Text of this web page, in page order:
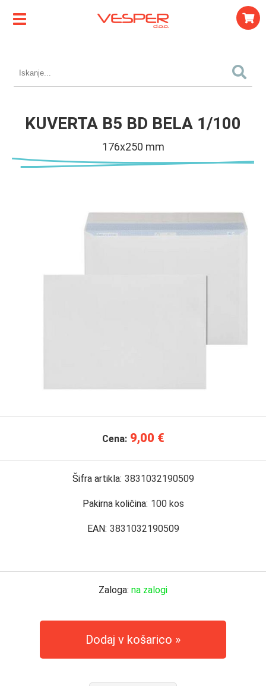
KUVERTA B5 BD BELA 1/100
176x250 mm
Cena: 9,00 €
Šifra artikla: 3831032190509
Pakirna količina: 100 kos
EAN: 3831032190509
Zaloga: na zalogi
Dodaj v košarico